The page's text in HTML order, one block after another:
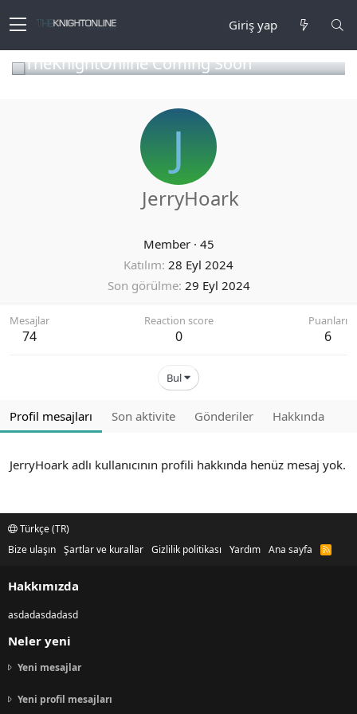
Giriş yap
TheKnightOnline Coming Soon
J
JerryHoark
Member · 45
Katılım 28 Eyl 2024
Son görülme 29 Eyl 2024
Mesajlar
74
Reaction score
0
Puanları
6
Bul
Profil mesajları Son aktivite Gönderiler Hakkında
JerryHoark adlı kullanıcının profili hakkında henüz mesaj yok.
Türkçe (TR)
Bize ulaşın Şartlar ve kurallar Gizlilik politikası Yardım Ana sayfa
R
Hakkımızda
asdadasdadasd
Neler yeni
Yeni mesajlar
Yeni profil mesajları